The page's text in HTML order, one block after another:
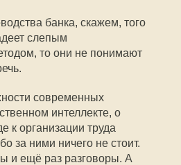
банка, скажем, того
слепым
то они не понимают
современных
интеллекте, о
к организации труда
за ними ничего не стоит.
и ещё раз разговоры. А